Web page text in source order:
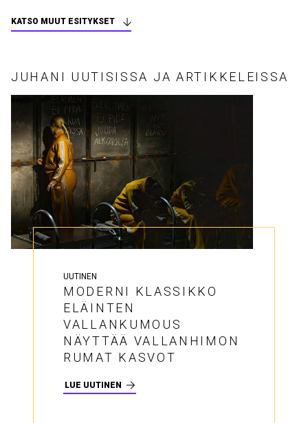
KATSO MUUT ESITYKSET
JUHANI UUTISISSA JA ARTIKKELEISSA
UUTINEN
MODERNI KLASSIKKO
ELÄINTEN
VALLANKUMOUS
NÄYTTÄÄ VALLANHIMON
RUMAT KASVOT
LUE UUTINEN